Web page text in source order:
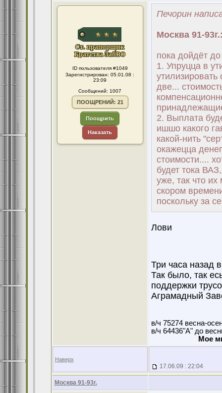
ID пользователя #1049
Зарегистрирован: 05.01.08 :
23:09
Сообщений: 1007
ПООЩРЕНИЙ: 21
Поощрить
Наказать
Печорин
Москва 91-
пока дойдёт
1. Упруцца в
утилизировать
две...
2. Выплата
ишшо какого
какой-нить
окажецца
стоимости....
будет тока
уже, так что
скором
поскольку за
Лови
Три часа назад
Так было, так
поддержки
Аграмадный
в/ч 75274 весна-
в/ч 64436"А" до
Мое
Наверх
17.06.09 : 22:04
Москва 91-93г.